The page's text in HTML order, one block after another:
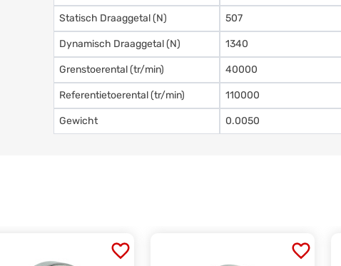
Statisch Draaggetal (N) 507
Dynamisch Draaggetal (N) 1340
Grenstoerental (tr/min) 40000
Referentietoerental (tr/min) 110000
Gewicht 0.0050